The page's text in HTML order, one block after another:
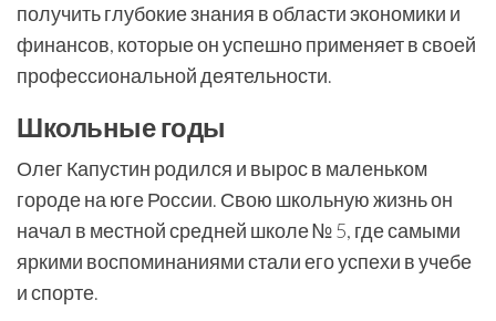
получить глубокие знания в области экономики и
финансов, которые он успешно применяет в своей
профессиональной деятельности.
Школьные годы
Олег Капустин родился и вырос в маленьком
городе на юге России. Свою школьную жизнь он
начал в местной средней школе № 5, где самыми
яркими воспоминаниями стали его успехи в учебе
и спорте.